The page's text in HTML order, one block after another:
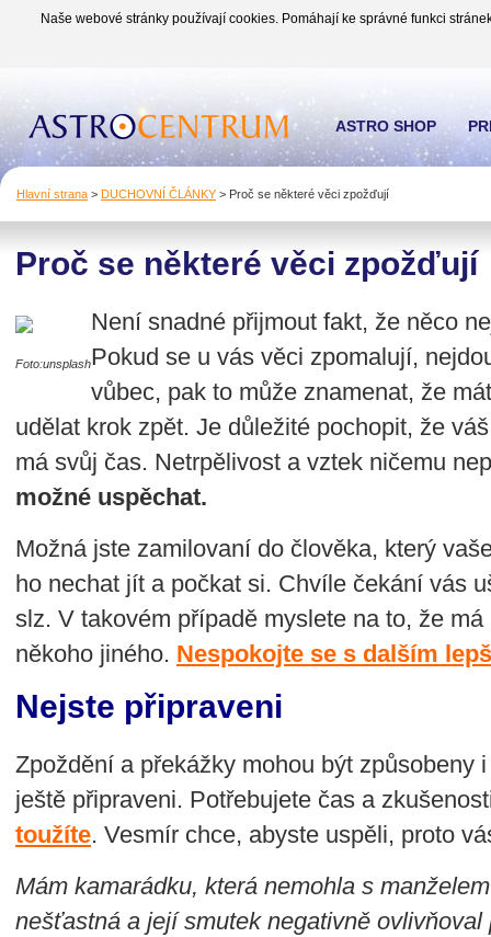
Naše webové stránky používají cookies. Pomáhají ke správné funkci
Hlavní strana > DUCHOVNÍ ČLÁNKY > Proč se některé věci zpožďují
Proč se některé věci zpožďují
Foto:unsplash
Není snadné přijmout fakt, že něco
Pokud se u vás věci zpomalují,
vůbec, pak to může znamenat, že
udělat krok zpět. Je důležité pochopit, že
má svůj čas. Netrpělivost a vztek ničemu
možné uspěchat.
Možná jste zamilovaní do člověka, který
ho nechat jít a počkat si. Chvíle čekání vás
slz. V takovém případě myslete na to, že
někoho jiného. Nespokojte se s dalším
Nejste připraveni
Zpoždění a překážky mohou být způsobeny
ještě připraveni. Potřebujete čas a
toužíte. Vesmír chce, abyste uspěli, proto
Mám kamarádku, která nemohla s
nešťastná a její smutek negativně
ASTRO SHOP